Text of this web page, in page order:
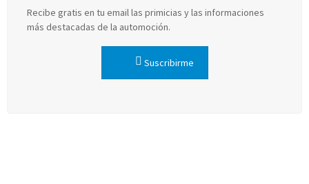
Recibe gratis en tu email las primicias y las informaciones
más destacadas de la automoción.
Suscribirme